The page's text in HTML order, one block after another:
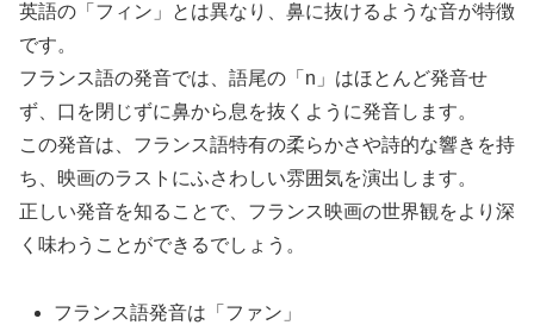
英語の「フィン」とは異なり、鼻に抜けるような音が特徴
です。
フランス語の発音では、語尾の「n」はほとんど発音せ
ず、口を閉じずに鼻から息を抜くように発音します。
この発音は、フランス語特有の柔らかさや詩的な響きを持
ち、映画のラストにふさわしい雰囲気を演出します。
正しい発音を知ることで、フランス映画の世界観をより深
く味わうことができるでしょう。
フランス語発音は「ファン」